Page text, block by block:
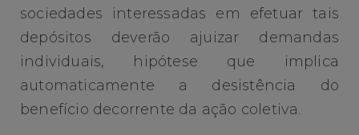
sociedades interessadas em efetuar tais
depósitos deverão ajuizar demandas
individuais, hipótese que implica
automaticamente a desistência do
benefício decorrente da ação coletiva.